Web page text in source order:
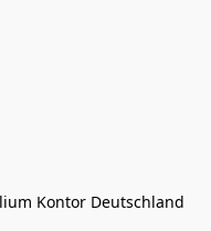
Kontor Deutschland